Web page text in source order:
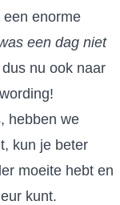
enorme
een dag niet
nu ook naar
hebben we
kun je beter
moeite hebt en
kunt.